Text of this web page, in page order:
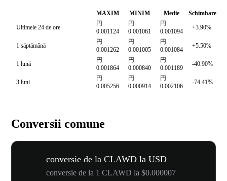
MAXIM MINIM Medie
Schimbare
Ultimele 24 de ore
円
0.001124
円
0.001061
円
0.001094
+3.90%
1 săptămână
円
0.001262
円
0.001005
円
0.001084
+5.50%
1 lună
円
0.001864
円
0.000840
円
0.001189
-40.90%
3 luni
円
0.005256
円
0.000914
円
0.002106
-74.41%
Conversii comune
conversie de la CLAWD la USD
conversie de la 1 CLAWD la $0.000007